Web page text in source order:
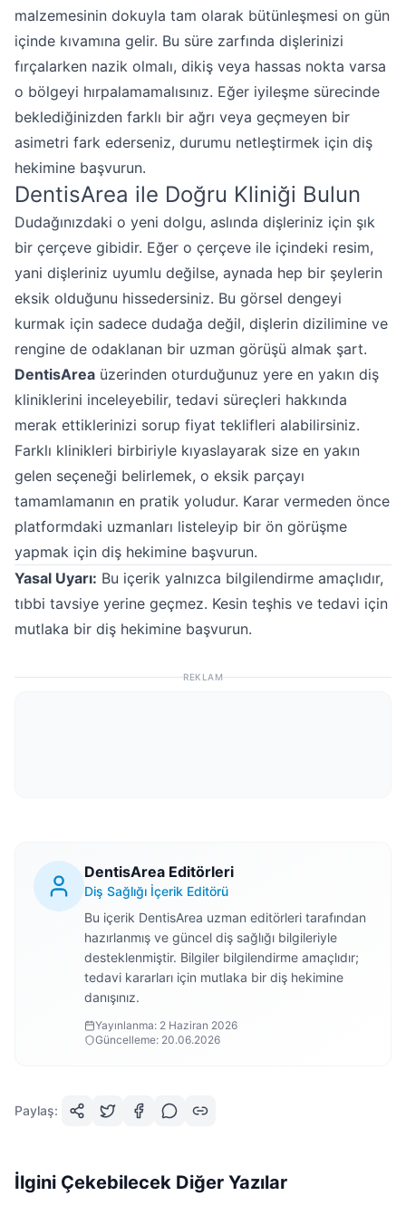
malzemesinin dokuyla tam olarak bütünleşmesi on gün
içinde kıvamına gelir. Bu süre zarfında dişlerinizi
fırçalarken nazik olmalı, dikiş veya hassas nokta varsa
o bölgeyi hırpalamamalısınız. Eğer iyileşme sürecinde
beklediğinizden farklı bir ağrı veya geçmeyen bir
asimetri fark ederseniz, durumu netleştirmek için diş
hekimine başvurun.
DentisArea ile Doğru Kliniği Bulun
Dudağınızdaki o yeni dolgu, aslında dişleriniz için şık
bir çerçeve gibidir. Eğer o çerçeve ile içindeki resim,
yani dişleriniz uyumlu değilse, aynada hep bir şeylerin
eksik olduğunu hissedersiniz. Bu görsel dengeyi
kurmak için sadece dudağa değil, dişlerin dizilimine ve
rengine de odaklanan bir uzman görüşü almak şart.
DentisArea üzerinden oturduğunuz yere en yakın diş
kliniklerini inceleyebilir, tedavi süreçleri hakkında
merak ettiklerinizi sorup fiyat teklifleri alabilirsiniz.
Farklı klinikleri birbiriyle kıyaslayarak size en yakın
gelen seçeneği belirlemek, o eksik parçayı
tamamlamanın en pratik yoludur. Karar vermeden önce
platformdaki uzmanları listeleyip bir ön görüşme
yapmak için diş hekimine başvurun.
Yasal Uyarı: Bu içerik yalnızca bilgilendirme amaçlıdır,
tıbbi tavsiye yerine geçmez. Kesin teşhis ve tedavi için
mutlaka bir diş hekimine başvurun.
REKLAM
DentisArea Editörleri
Diş Sağlığı İçerik Editörü
Bu içerik DentisArea uzman editörleri tarafından
hazırlanmış ve güncel diş sağlığı bilgileriyle
desteklenmiştir. Bilgiler bilgilendirme amaçlıdır;
tedavi kararları için mutlaka bir diş hekimine
danışınız.
Yayınlanma: 2 Haziran 2026
Güncelleme: 20.06.2026
Paylaş:
İlgini Çekebilecek Diğer Yazılar